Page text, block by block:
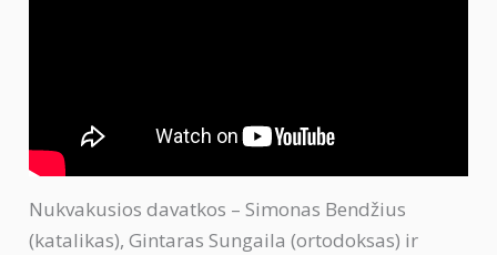
Nukvakusios davatkos – Simonas Bendžius
(katalikas), Gintaras Sungaila (ortodoksas) ir